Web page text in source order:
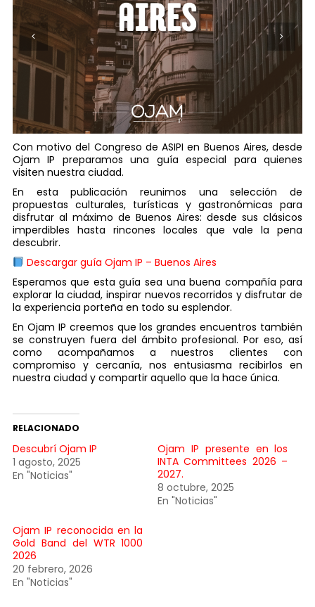
Con motivo del Congreso de ASIPI en Buenos Aires, desde
Ojam IP preparamos una guía especial para quienes
visiten nuestra ciudad.
En esta publicación reunimos una selección de
propuestas culturales, turísticas y gastronómicas para
disfrutar al máximo de Buenos Aires: desde sus clásicos
imperdibles hasta rincones locales que vale la pena
descubrir.
Descargar guía Ojam IP – Buenos Aires
Esperamos que esta guía sea una buena compañía para
explorar la ciudad, inspirar nuevos recorridos y disfrutar de
la experiencia porteña en todo su esplendor.
En Ojam IP creemos que los grandes encuentros también
se construyen fuera del ámbito profesional. Por eso, así
como acompañamos a nuestros clientes con
compromiso y cercanía, nos entusiasma recibirlos en
nuestra ciudad y compartir aquello que la hace única.
RELACIONADO
Descubrí Ojam IP
1 agosto, 2025
En "Noticias"
Ojam IP presente en los
INTA Committees 2026 –
2027.
8 octubre, 2025
En "Noticias"
Ojam IP reconocida en la
Gold Band del WTR 1000
2026
20 febrero, 2026
En "Noticias"